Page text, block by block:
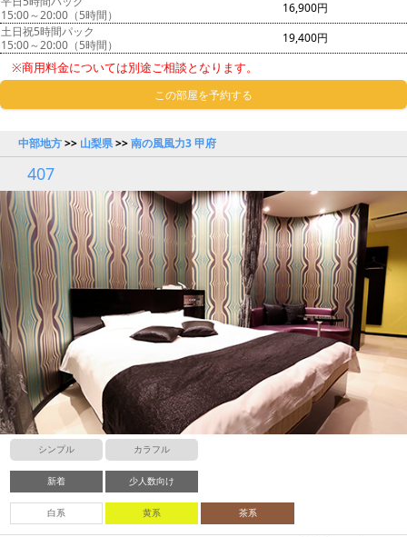
15:00～20:00（5時間）
16,900円
土日祝5時間パック
15:00～20:00（5時間）
19,400円
※商用料金については別途ご相談となります。
この部屋を予約する
中部地方>> 山梨県>>南の風風力3 甲府
407
シンプル カラフル
新着 少人数向け
白系 黄系 茶系